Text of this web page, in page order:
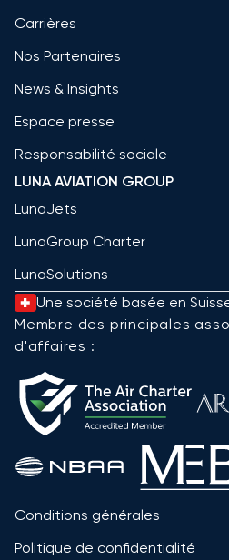
Carrières
Nos Partenaires
News & Insights
Espace presse
Responsabilité sociale
LUNA AVIATION GROUP
LunaJets
LunaGroup Charter
LunaSolutions
Une société basée en
Membre des principales
d'affaires :
Conditions générales
Politique de confidentialité